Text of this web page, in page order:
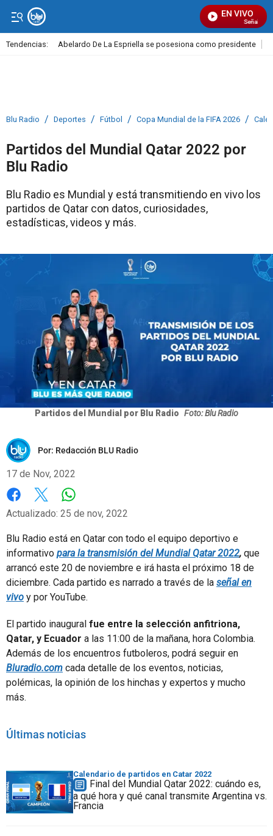
EN VIVO
Señal
Tendencias: Abelardo De La Espriella se posesiona como presidente
Blu Radio / Deportes / Fútbol / Copa Mundial de la FIFA 2026 /
Partidos del Mundial Qatar 2022 por
Blu Radio
Blu Radio es Mundial y está transmitiendo en vivo los
partidos de Qatar con datos, curiosidades,
estadísticas, videos y más.
Partidos del Mundial por Blu Radio Foto: Blu Radio
Por: Redacción BLU Radio
17 de Nov, 2022
Facebook
X
Actualizado: 25 de nov, 2022
Blu Radio está en Qatar con todo el equipo deportivo e
informativo para la transmisión del Mundial Qatar 2022, que
arrancó este 20 de noviembre e irá hasta el próximo 18 de
diciembre. Cada partido es narrado a través de la señal en
vivo y por YouTube.
El partido inaugural fue entre la selección anfitriona,
Qatar, y Ecuador a las 11:00 de la mañana, hora Colombia.
Además de los encuentros futboleros, podrá seguir en
Bluradio.com cada detalle de los eventos, noticias,
polémicas, la opinión de los hinchas y expertos y mucho
más.
Últimas noticias
Calendario de partidos en Catar 2022
Final del Mundial Qatar 2022: cuándo es,
a qué hora y qué canal transmite Argentina vs.
Francia